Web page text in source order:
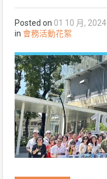
Posted on 01 10 月, 2024
in 會務活動花絮